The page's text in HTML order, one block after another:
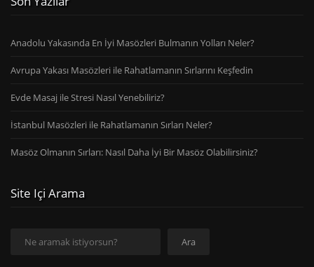
Anadolu Yakasında En İyi Masözleri Bulmanın Yolları Neler?
Avrupa Yakası Masözleri ile Rahatlamanın Sırlarını Keşfedin
Evde Masaj ile Stresi Nasıl Yenebiliriz?
İstanbul Masözleri ile Rahatlamanın Sırları Neler?
Masöz Olmanın Sırları: Nasıl Daha İyi Bir Masöz Olabilirsiniz?
Site Içi Arama
Ara